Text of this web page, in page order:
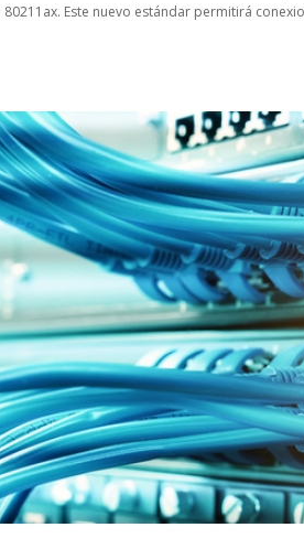
80211ax. Este nuevo estándar permitirá